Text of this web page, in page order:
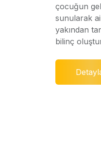
çocuğun
sunularak
yakından
bilinç